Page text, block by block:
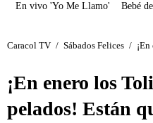
En vivo 'Yo Me Llamo' Bebé
Caracol TV / Sábados Felices /
¡En enero los
pelados! Están